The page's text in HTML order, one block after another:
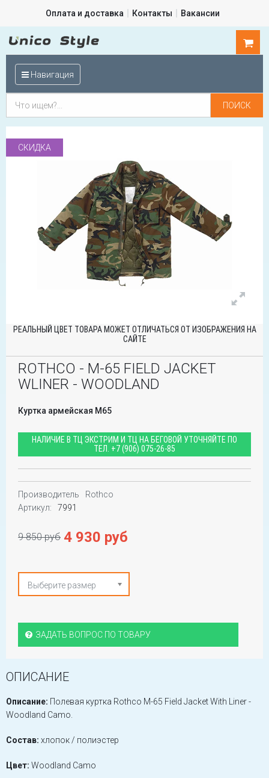
Оплата и доставка Контакты Вакансии
Навигация
СКИДКА
РЕАЛЬНЫЙ ЦВЕТ ТОВАРА МОЖЕТ ОТЛИЧАТЬСЯ ОТ ИЗОБРАЖЕНИЯ НА
САЙТЕ
ROTHCO - M-65 FIELD JACKET
WLINER - WOODLAND
Куртка армейская М65
НАЛИЧИЕ В ТЦ ЭКСТРИМ И ТЦ НА БЕГОВОЙ УТОЧНЯЙТЕ ПО
ТЕЛ. +7 (906) 075-26-85
Производитель
Rothco
Артикул:
7991
9 850 руб 4 930 руб
Выберите размер
ЗАДАТЬ ВОПРОС ПО ТОВАРУ
ОПИСАНИЕ
Описание: Полевая куртка Rothco M-65 Field Jacket With Liner -
Woodland Camo.
Состав: хлопок / полиэстер
Цвет: Woodland Camo